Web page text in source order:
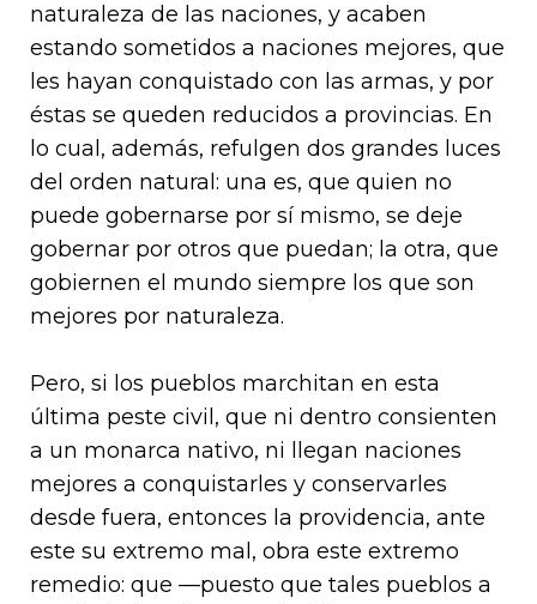
naturaleza de las naciones, y acaben
estando sometidos a naciones mejores, que
les hayan conquistado con las armas, y por
éstas se queden reducidos a provincias. En
lo cual, además, refulgen dos grandes luces
del orden natural: una es, que quien no
puede gobernarse por sí mismo, se deje
gobernar por otros que puedan; la otra, que
gobiernen el mundo siempre los que son
mejores por naturaleza.
Pero, si los pueblos marchitan en esta
última peste civil, que ni dentro consienten
a un monarca nativo, ni llegan naciones
mejores a conquistarles y conservarles
desde fuera, entonces la providencia, ante
este su extremo mal, obra este extremo
remedio: que —puesto que tales pueblos a